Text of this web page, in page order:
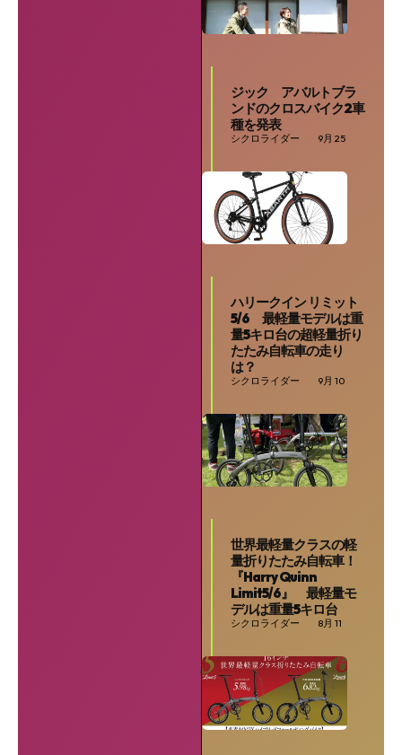
ジック アバルトブラ
ンドのクロスバイク2車
種を発表
シクロライダー 9月 25
ハリークイン リミット
5/6 最軽量モデルは重
量5キロ台の超軽量折り
たたみ自転車の走り
は？
シクロライダー 9月 10
世界最軽量クラスの軽
量折りたたみ自転車！
『Harry Quinn
Limit5/6』 最軽量モ
デルは重量5キロ台
シクロライダー 8月 11